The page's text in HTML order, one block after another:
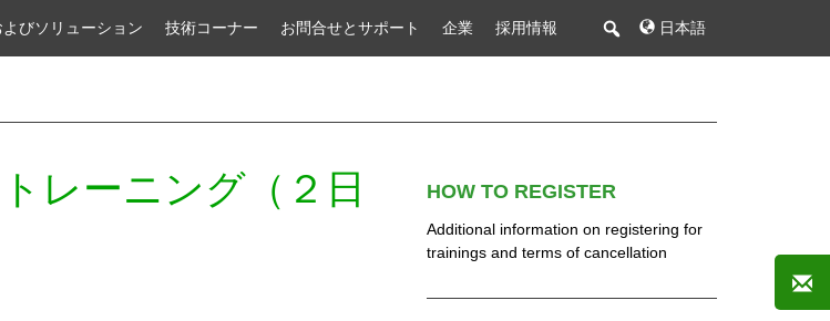
びソリューション 技術コーナー お問合せとサポート 企業 採用情報 日本語
レーニング（２日
HOW TO REGISTER
Additional information on registering for
trainings and terms of cancellation